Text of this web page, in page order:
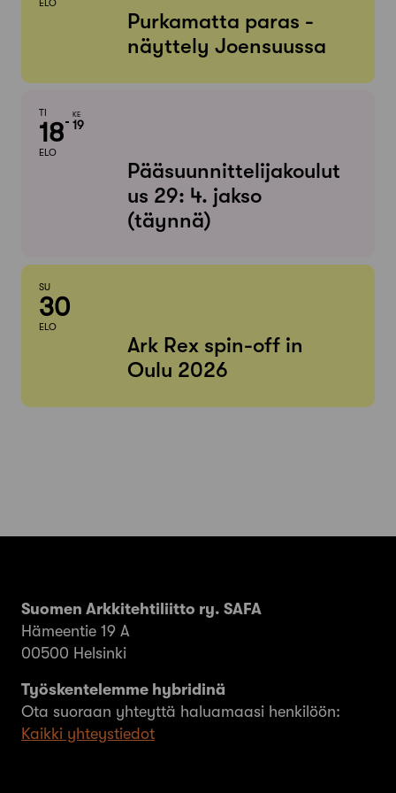
ELO
Purkamatta paras -
näyttely Joensuussa
TI
18
ELO
KE
19
Pääsuunnittelijakoulut
us 29: 4. jakso
(täynnä)
SU
30
ELO
Ark Rex spin-off in
Oulu 2026
Suomen Arkkitehtiliitto ry. SAFA
Hämeentie 19 A
00500 Helsinki
Työskentelemme hybridinä
Ota suoraan yhteyttä haluamaasi henkilöön:
Kaikki yhteystiedot